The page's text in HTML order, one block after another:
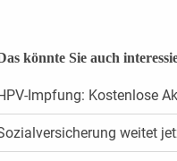
könnte Sie auch
Impfung: Kostenlose
weitet